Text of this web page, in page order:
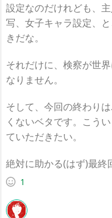
設定なのだけれども、
写、女子キャラ設定、
きだな。
それだけに、検察が世
なりません。
そして、今回の終わり
くないベタです。こう
ていただきたい。
絶対に助かる(はず)最終
1